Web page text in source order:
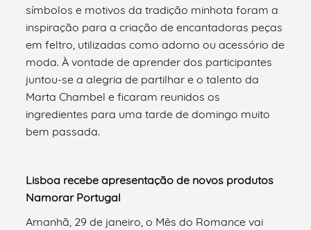
símbolos e motivos da tradição minhota foram a
inspiração para a criação de encantadoras peças
em feltro, utilizadas como adorno ou acessório de
moda. À vontade de aprender dos participantes
juntou-se a alegria de partilhar e o talento da
Marta Chambel e ficaram reunidos os
ingredientes para uma tarde de domingo muito
bem passada.
Lisboa recebe apresentação de novos produtos
Namorar Portugal
Amanhã, 29 de janeiro, o Mês do Romance vai